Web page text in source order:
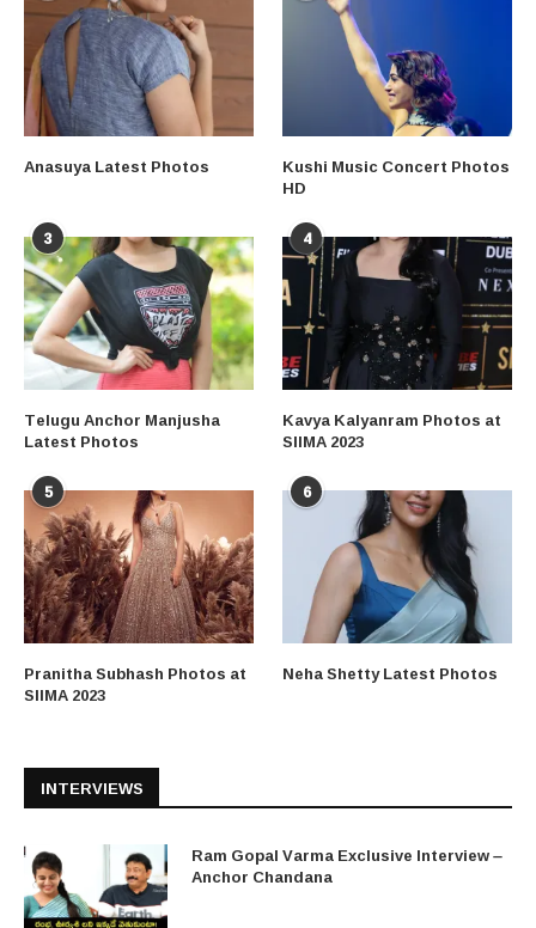
Anasuya Latest Photos Kushi Music Concert Photos
HD
3
Telugu Anchor Manjusha
Latest Photos
4
Kavya Kalyanram Photos at
SIIMA 2023
5
Pranitha Subhash Photos at
SIIMA 2023
6
Neha Shetty Latest Photos
INTERVIEWS
Ram Gopal Varma Exclusive Interview –
Anchor Chandana